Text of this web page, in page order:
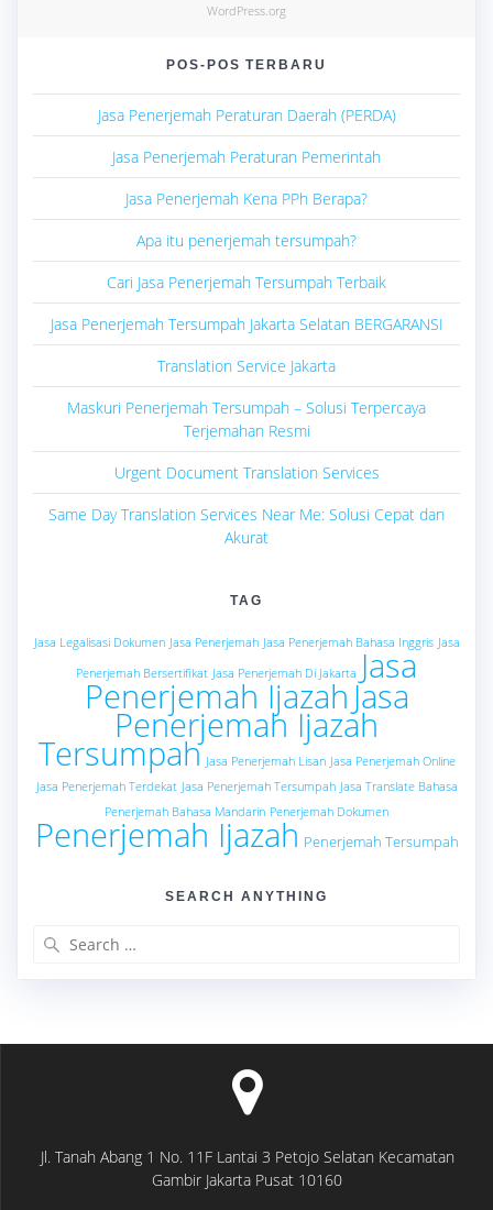
WordPress.org
POS-POS TERBARU
Jasa Penerjemah Peraturan Daerah (PERDA)
Jasa Penerjemah Peraturan Pemerintah
Jasa Penerjemah Kena PPh Berapa?
Apa itu penerjemah tersumpah?
Cari Jasa Penerjemah Tersumpah Terbaik
Jasa Penerjemah Tersumpah Jakarta Selatan BERGARANSI
Translation Service Jakarta
Maskuri Penerjemah Tersumpah – Solusi Terpercaya
Terjemahan Resmi
Urgent Document Translation Services
Same Day Translation Services Near Me: Solusi Cepat dan
Akurat
TAG
Jasa Legalisasi Dokumen Jasa Penerjemah Jasa Penerjemah Bahasa Inggris Jasa
Penerjemah Bersertifikat Jasa Penerjemah Di Jakarta Jasa
Penerjemah Ijazah Jasa
Penerjemah Ijazah
Tersumpah Jasa Penerjemah Lisan Jasa Penerjemah Online
Jasa Penerjemah Terdekat Jasa Penerjemah Tersumpah Jasa Translate Bahasa
Penerjemah Bahasa Mandarin Penerjemah Dokumen
Penerjemah Ijazah Penerjemah Tersumpah
SEARCH ANYTHING
Jl. Tanah Abang 1 No. 11F Lantai 3 Petojo Selatan Kecamatan
Gambir Jakarta Pusat 10160